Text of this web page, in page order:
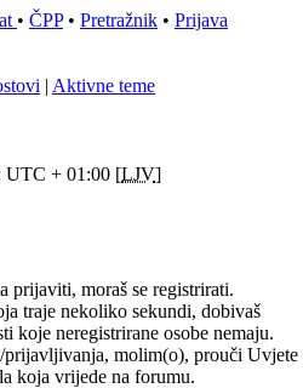
• ČPP• Pretražnik • Prijava
| Aktivne teme
UTC + 01:00 [LJV]
prijaviti, moraš se registrirati.
traje nekoliko sekundi, dobivaš
koje neregistrirane osobe nemaju.
prijavljivanja, molim(o), prouči Uvjete
koja vrijede na forumu.